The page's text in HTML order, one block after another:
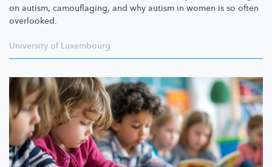
on autism, camouflaging, and why autism in women is so often
overlooked.
University of Luxembourg